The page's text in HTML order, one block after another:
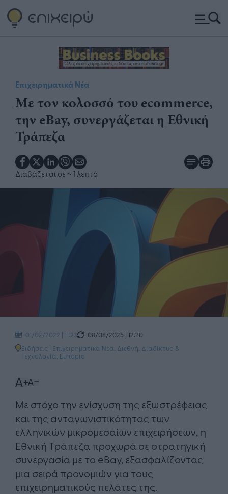
Επιχειρηματικά Νέα
Με τον κολοσσό του ecommerce,
την eBay, συνεργάζεται η Εθνική
Τράπεζα
Διαβάζεται σε ~ 1 λεπτό
01/02/2022 | 11:23
08/08/2025 | 12:20
Ειδήσεις | Επιχειρηματικά Νέα Διεθνή Διαδίκτυο &
Τεχνολογία Εμπόριο
​Με στόχο την ενίσχυση της εξωστρέφειας
και της ανταγωνιστικότητας των
ελληνικών μικρομεσαίων επιχειρήσεων, η
Εθνική Τράπεζα προχωρά σε στρατηγική
συνεργασία με το eBay, εξασφαλίζοντας
μια σειρά προνομιών για τους
επιχειρηματικούς πελάτες της.